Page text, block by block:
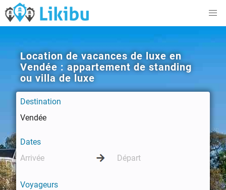
Location de vacances de luxe en
Vendée : appartement de standing
ou villa de luxe
Destination
Dates
Voyageurs